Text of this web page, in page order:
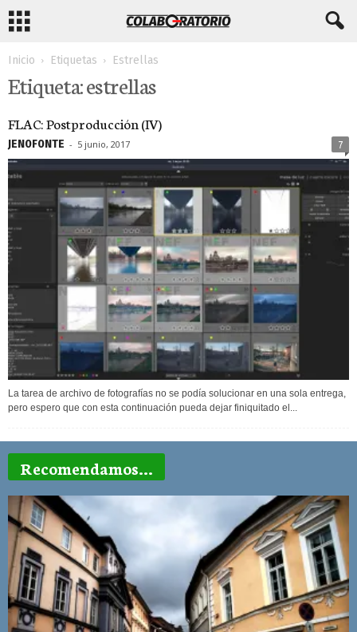
Inicio Etiquetas Estrellas
Etiqueta: estrellas
FLAC: Postproducción (IV)
JEN0F0NTE - 5 junio, 2017 7
La tarea de archivo de fotografías no se podía solucionar en una sola entrega,
pero espero que con esta continuación pueda dejar finiquitado el...
Recomendamos...